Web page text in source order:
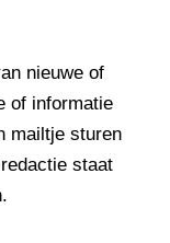
nieuwe of
of informatie
mailtje sturen
redactie staat